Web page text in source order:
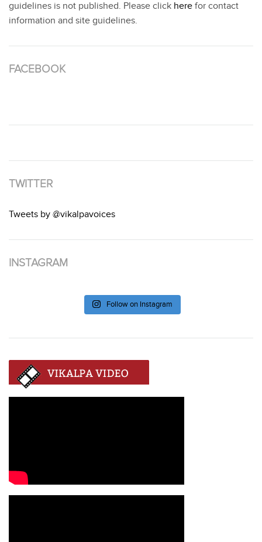
guidelines is not published. Please click here for contact
information and site guidelines.
FACEBOOK
TWITTER
Tweets by @vikalpavoices
INSTAGRAM
Follow on Instagram